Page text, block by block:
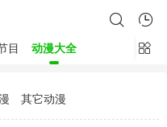
目 动漫大全
其它动漫